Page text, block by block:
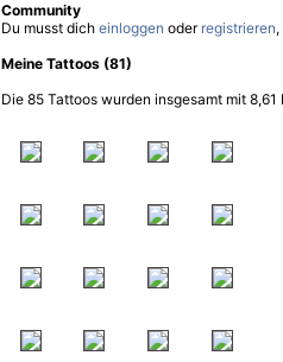
Community
Du musst dich einloggen oder registrieren
Meine Tattoos (81)
Die 85 Tattoos wurden insgesamt mit 8,61